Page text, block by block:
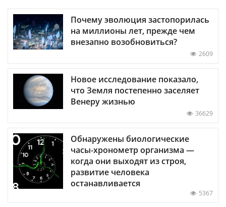
Почему эволюция застопорилась
на миллионы лет, прежде чем
внезапно возобновиться?
2609
Новое исследование показало,
что Земля постепенно заселяет
Венеру жизнью
36629
Обнаружены биологические
часы-хронометр организма —
когда они выходят из строя,
развитие человека
останавливается
5367